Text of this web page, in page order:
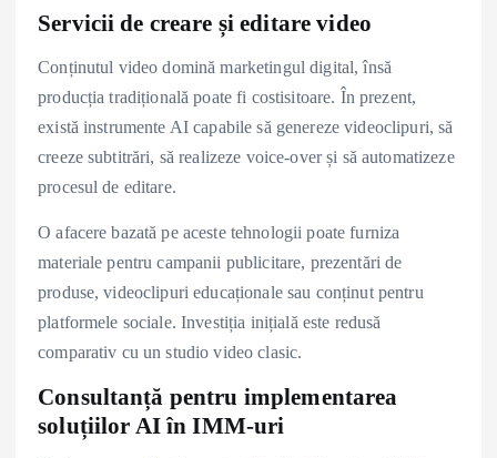
Servicii de creare și editare video
Conținutul video domină marketingul digital, însă
producția tradițională poate fi costisitoare. În prezent,
există instrumente AI capabile să genereze videoclipuri, să
creeze subtitrări, să realizeze voice-over și să automatizeze
procesul de editare.
O afacere bazată pe aceste tehnologii poate furniza
materiale pentru campanii publicitare, prezentări de
produse, videoclipuri educaționale sau conținut pentru
platformele sociale. Investiția inițială este redusă
comparativ cu un studio video clasic.
Consultanță pentru implementarea
soluțiilor AI în IMM-uri